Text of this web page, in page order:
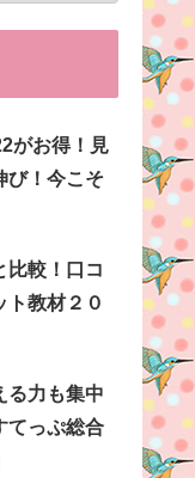
がお得！見
び！今こそ
比較！口コ
ト教材２０
る力も集中
てっぷ総合